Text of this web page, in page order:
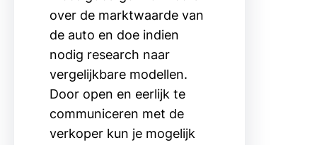
over de marktwaarde van
de auto en doe indien
nodig research naar
vergelijkbare modellen.
Door open en eerlijk te
communiceren met de
verkoper kun je mogelijk